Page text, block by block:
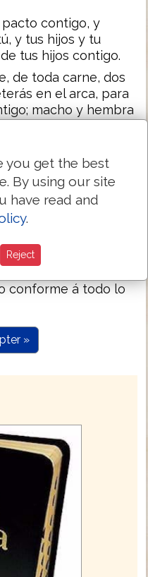
contigo, y
y tus hijos y tu
tus hijos contigo.
de toda carne, dos
en el arca, para
macho y hembra
especie, y de las
de todo reptil
dos de cada
para que hayan
servirá de alimento
conforme á todo lo
»
you get the best
By using our site
have read and
.
Reject